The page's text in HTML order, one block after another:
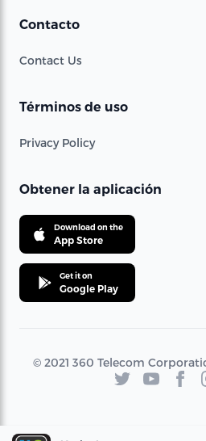
Contacto
Contact Us
Términos de uso
Privacy Policy
Obtener la aplicación
Download on the
App Store
Get it on
Google Play
© 2021 360 Telecom